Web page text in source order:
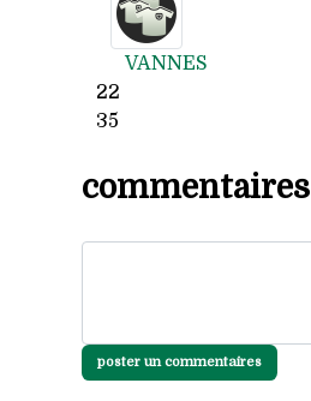
VANNES
22
35
commentaires
poster un commentaires